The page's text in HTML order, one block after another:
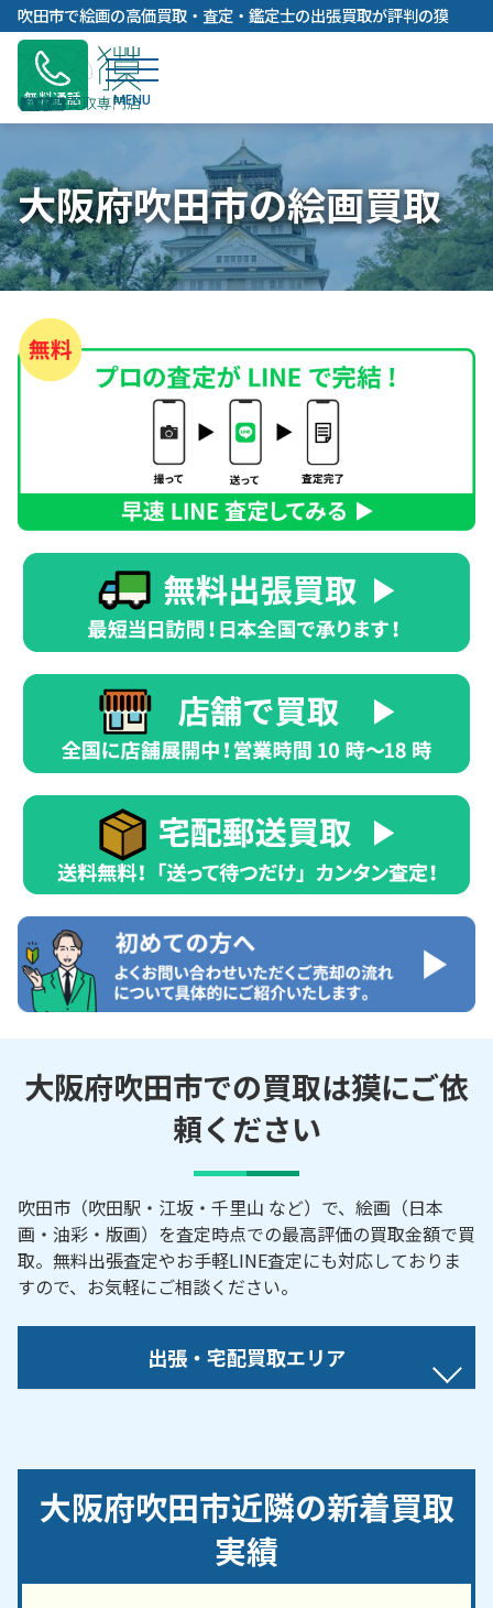
内
容
キ
ッ
プ
吹田市で絵画の高価買取・査定・鑑定士の出張買取が評判の獏
無料通話
大阪府吹田市の絵画買取
大阪府吹田市での買取は獏にご依
頼ください
吹田市（吹田駅・江坂・千里山 など）で、絵画（日本
画・油彩・版画）を査定時点での最高評価の買取金額で買
取。無料出張査定やお手軽LINE査定にも対応しておりま
すので、お気軽にご相談ください。
出張・宅配買取エリア
／片山町／金田町／上山田／上山手町／川岸町／川
園町／岸部中／岸部南／岸部北／岸部新町／寿町／
佐井寺／佐井寺南が丘／幸町／佐竹台／五月が丘東
大阪府吹田市近隣の新着買取
実績